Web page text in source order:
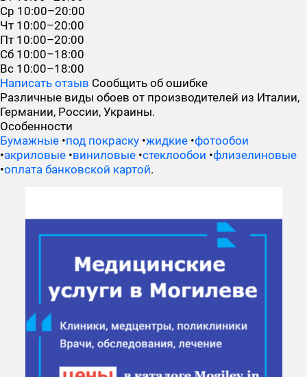
Ср 10:00–20:00
Чт 10:00–20:00
Пт 10:00–20:00
Сб 10:00–18:00
Вс 10:00–18:00
Написать отзыв Сообщить об ошибке
Различные виды обоев от производителей из Италии,
Германии, России, Украины.
Особенности
Бумажные •под покраску •жидкие •фотообои
•акриловые •виниловые •стеклообои •флизелиновые
•оплата банковской картой.